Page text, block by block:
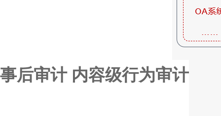
事后审计 内容级行为审计